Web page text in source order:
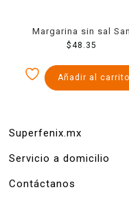
Margarina sin sal San
Antonio verde en barra
$48.35
Añadir al carrito
Superfenix.mx
Servicio a domicilio
Contáctanos